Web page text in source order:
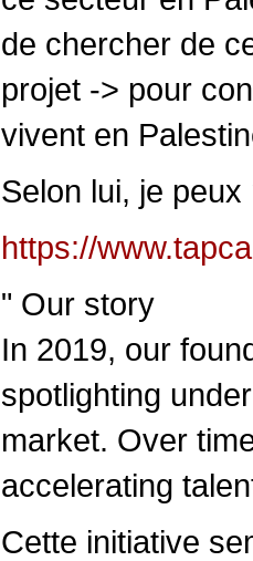
de chercher de
projet -> pour
vivent en
Selon lui, je peux
https://
" Our story
In 2019, our
spotlighting
market. Over
accelerating
Cette initiative